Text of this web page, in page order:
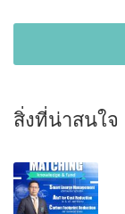
สิ่งที่น่าสนใจ